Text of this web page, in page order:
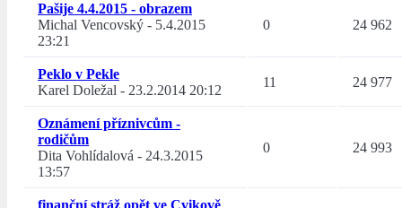
Pašije 4.4.2015 - obrazem
Michal Vencovský - 5.4.2015
23:21
0 24 962
Peklo v Pekle
Karel Doležal - 23.2.2014 20:12
11 24 977
Oznámení příznivcům -
rodičům
Dita Vohlídalová - 24.3.2015
13:57
0 24 993